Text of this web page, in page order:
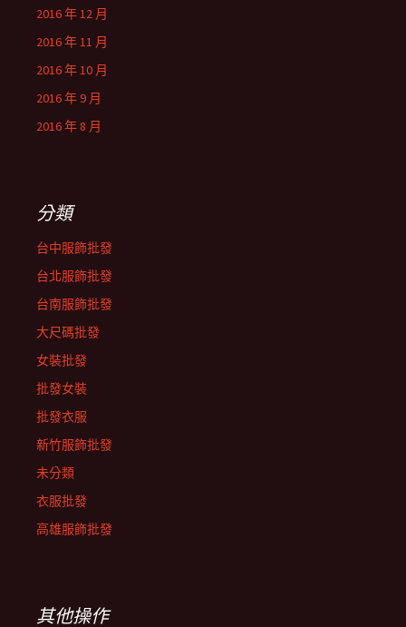
2016 年 12 月
2016 年 11 月
2016 年 10 月
2016 年 9 月
2016 年 8 月
分類
台中服飾批發
台北服飾批發
台南服飾批發
大尺碼批發
女裝批發
批發女裝
批發衣服
新竹服飾批發
未分類
衣服批發
高雄服飾批發
其他操作